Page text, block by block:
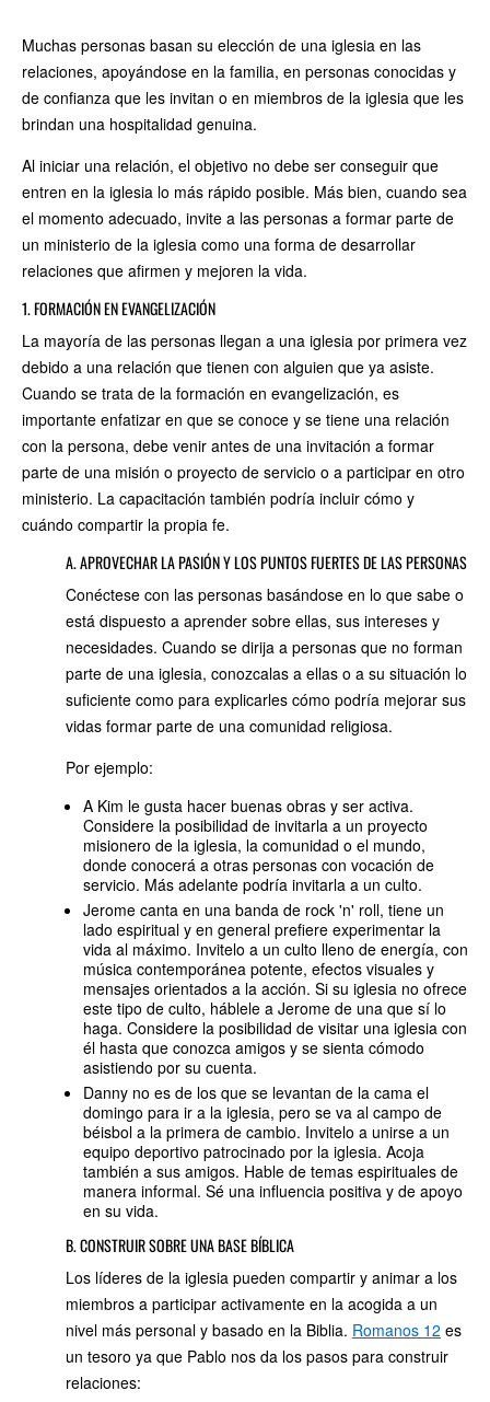
Muchas personas basan su elección de una iglesia en las
relaciones, apoyándose en la familia, en personas conocidas y
de confianza que les invitan o en miembros de la iglesia que les
brindan una hospitalidad genuina.
Al iniciar una relación, el objetivo no debe ser conseguir que
entren en la iglesia lo más rápido posible. Más bien, cuando sea
el momento adecuado, invite a las personas a formar parte de
un ministerio de la iglesia como una forma de desarrollar
relaciones que afirmen y mejoren la vida.
1. FORMACIÓN EN EVANGELIZACIÓN
La mayoría de las personas llegan a una iglesia por primera vez
debido a una relación que tienen con alguien que ya asiste.
Cuando se trata de la formación en evangelización, es
importante enfatizar en que se conoce y se tiene una relación
con la persona, debe venir antes de una invitación a formar
parte de una misión o proyecto de servicio o a participar en otro
ministerio. La capacitación también podría incluir cómo y
cuándo compartir la propia fe.
A. APROVECHAR LA PASIÓN Y LOS PUNTOS FUERTES DE LAS PERSONAS
Conéctese con las personas basándose en lo que sabe o
está dispuesto a aprender sobre ellas, sus intereses y
necesidades. Cuando se dirija a personas que no forman
parte de una iglesia, conozcalas a ellas o a su situación lo
suficiente como para explicarles cómo podría mejorar sus
vidas formar parte de una comunidad religiosa.
Por ejemplo:
A Kim le gusta hacer buenas obras y ser activa.
Considere la posibilidad de invitarla a un proyecto
misionero de la iglesia, la comunidad o el mundo,
donde conocerá a otras personas con vocación de
servicio. Más adelante podría invitarla a un culto.
Jerome canta en una banda de rock 'n' roll, tiene un
lado espiritual y en general prefiere experimentar la
vida al máximo. Invitelo a un culto lleno de energía, con
música contemporánea potente, efectos visuales y
mensajes orientados a la acción. Si su iglesia no ofrece
este tipo de culto, háblele a Jerome de una que sí lo
haga. Considere la posibilidad de visitar una iglesia con
él hasta que conozca amigos y se sienta cómodo
asistiendo por su cuenta.
Danny no es de los que se levantan de la cama el
domingo para ir a la iglesia, pero se va al campo de
béisbol a la primera de cambio. Invitelo a unirse a un
equipo deportivo patrocinado por la iglesia. Acoja
también a sus amigos. Hable de temas espirituales de
manera informal. Sé una influencia positiva y de apoyo
en su vida.
B. CONSTRUIR SOBRE UNA BASE BÍBLICA
Los líderes de la iglesia pueden compartir y animar a los
miembros a participar activamente en la acogida a un
nivel más personal y basado en la Biblia. Romanos 12 es
un tesoro ya que Pablo nos da los pasos para construir
relaciones: